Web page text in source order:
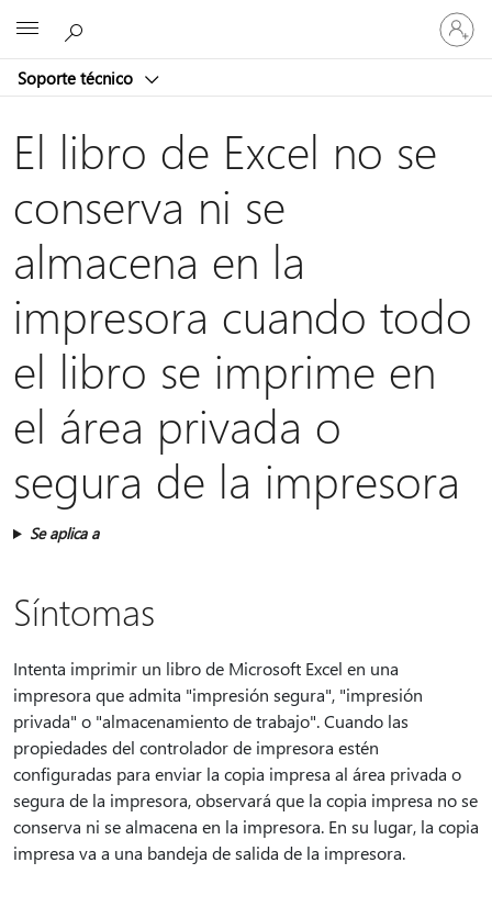
Soporte técnico
Iniciar
sesión
en
cuenta
El libro de Excel no se
conserva ni se
almacena en la
impresora cuando todo
el libro se imprime en
el área privada o
segura de la impresora
Se aplica a
Síntomas
Intenta imprimir un libro de Microsoft Excel en una
impresora que admita "impresión segura", "impresión
privada" o "almacenamiento de trabajo". Cuando las
propiedades del controlador de impresora estén
configuradas para enviar la copia impresa al área privada o
segura de la impresora, observará que la copia impresa no se
conserva ni se almacena en la impresora. En su lugar, la copia
impresa va a una bandeja de salida de la impresora.